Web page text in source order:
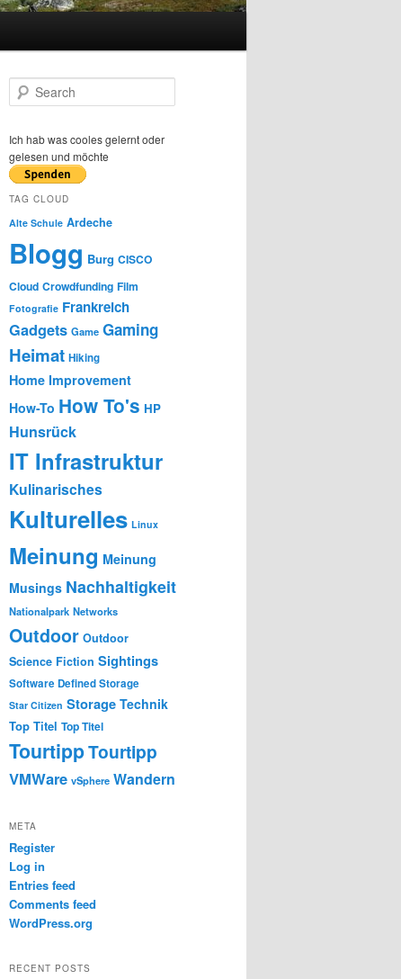
e
r
c
h
Ich hab was cooles gelernt oder
gelesen und möchte
TAG CLOUD
Alte Schule Ardeche
Blogg Burg CISCO
Cloud Crowdfunding Film
Fotografie Frankreich
Gadgets Game Gaming
Heimat Hiking
Home Improvement
How-To How To's HP
Hunsrück
IT Infrastruktur
Kulinarisches
Kulturelles Linux
Meinung Meinung
Musings Nachhaltigkeit
Nationalpark Networks
Outdoor Outdoor
Science Fiction Sightings
Software Defined Storage
Star Citizen Storage Technik
Top Titel Top Titel
TourtippTourtipp
VMWare vSphere Wandern
META
Register
Log in
Entries feed
Comments feed
WordPress.org
RECENT POSTS